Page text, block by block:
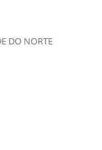
DO NORTE